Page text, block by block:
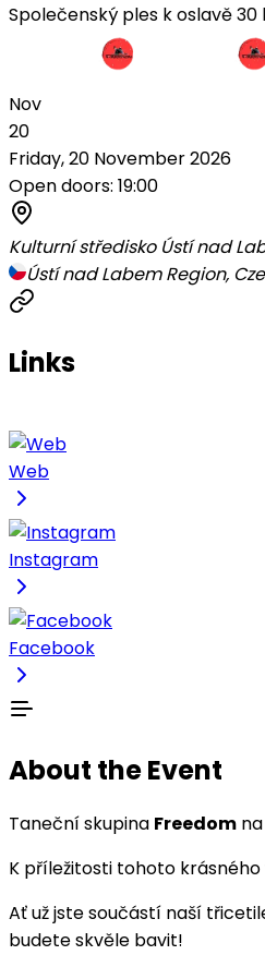
Společenský ples k oslavě
Nov
20
Friday, 20 November 2026
Open doors: 19:00
Kulturní středisko Ústí nad
Ústí nad Labem Region,
Links
Web
Instagram
Facebook
About the Event
Taneční skupina Freedom
K příležitosti tohoto
Ať už jste součástí naší
budete skvěle bavit!